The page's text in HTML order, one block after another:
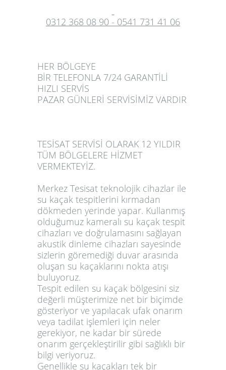
0312 368 08 90 - 0541 731 41 06
HER BÖLGEYE
BİR TELEFONLA 7/24 GARANTİLİ
HIZLI SERVİS
PAZAR GÜNLERİ SERVİSİMİZ VARDIR
TESİSAT SERVİSİ OLARAK 12 YILDIR
TÜM BÖLGELERE HİZMET
VERMEKTEYİZ.
Merkez Tesisat teknolojik cihazlar ile
su kaçak tespitlerini kırmadan
dökmeden yerinde yapar. Kullanmış
olduğumuz kameralı su kaçak tespit
cihazları ve doğrulamasını sağlayan
akustik dinleme cihazları sayesinde
sizlerin göremediği duvar arasında
oluşan su kaçaklarını nokta atışı
buluyoruz.
Tespit edilen su kaçak bölgesini siz
değerli müşterimize net bir biçimde
gösteriyor ve yapılacak ufak onarım
veya tadilat işlemleri için neler
gerekiyor, ne kadar bir sürede
onarım gerçekleştirilir gibi sağlıklı bir
bilgi veriyoruz.
Genellikle su kaçakları tek bir